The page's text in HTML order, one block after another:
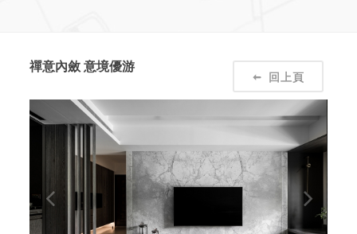
禪意內斂 意境優游
回上頁